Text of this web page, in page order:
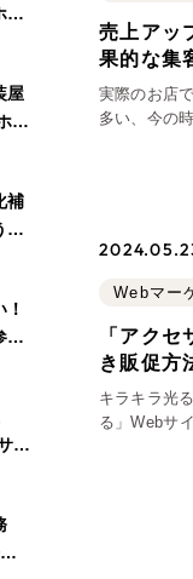
Us
すればいいかお困り
の目的の整理、サイ
ろん、Web集客の戦
面までご提案します。
ー
屋
ー
補
や
考
ロ
売上アッ
果的な集
実際のお店
多い、今の
Webマー
「アク
き販促方
キラキラ光
る」Webサ